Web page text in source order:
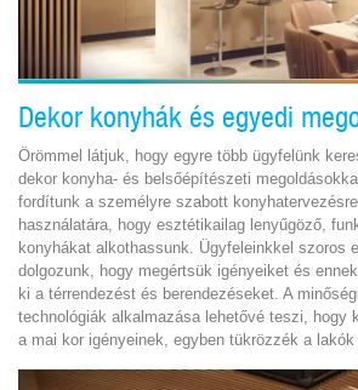
Dekor konyhák és egyedi
Örömmel látjuk, hogy egyre több ügyfelünk
dekor konyha- és belsőépítészeti
fordítunk a személyre szabott
használatára, hogy esztétikailag lenyűgöző,
konyhákat alkothassunk. Ügyfeleinkkel szoros
dolgozunk, hogy megértsük igényeiket és
ki a térrendezést és berendezéseket. A
technológiák alkalmazása lehetővé teszi, hogy
a mai kor igényeinek, egyben tükrözzék a lakók